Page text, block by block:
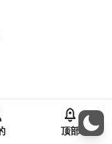
顶部